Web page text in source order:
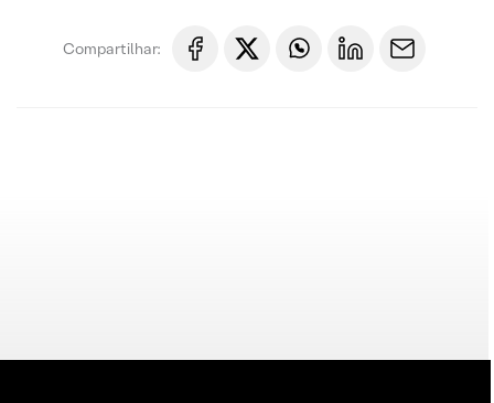
Compartilhar: